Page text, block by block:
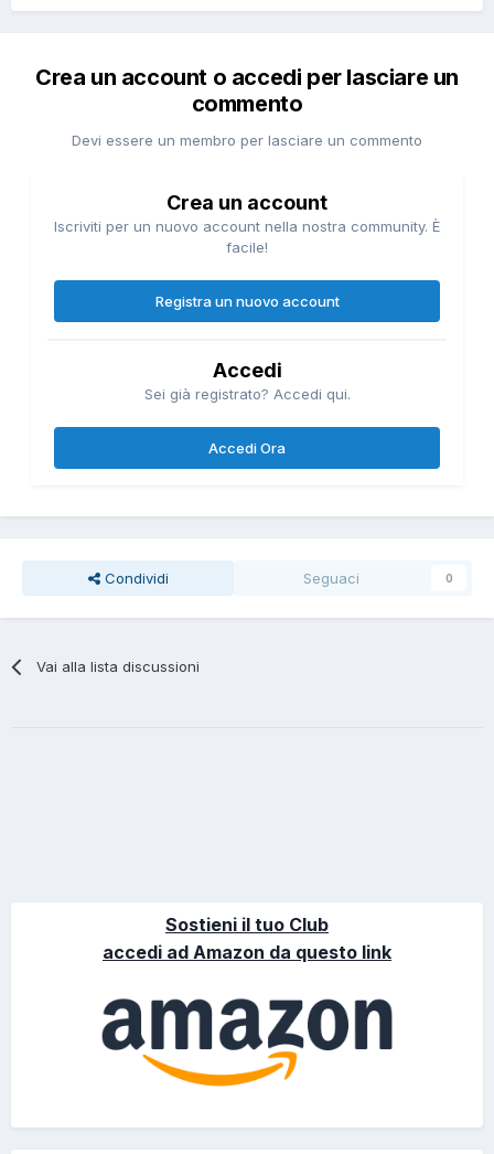
Crea un account o accedi per lasciare un
commento
Devi essere un membro per lasciare un commento
Crea un account
Iscriviti per un nuovo account nella nostra community. È
facile!
Registra un nuovo account
Accedi
Sei già registrato? Accedi qui.
Accedi Ora
Condividi Seguaci 0
Vai alla lista discussioni
Sostieni il tuo Club
accedi ad Amazon da questo link